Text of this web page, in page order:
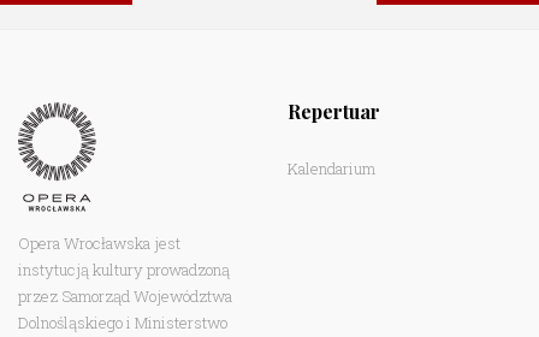
Opera Wrocławska jest
instytucją kultury prowadzoną
przez Samorząd Województwa
Dolnośląskiego i Ministerstwo
Repertuar
Kalendarium